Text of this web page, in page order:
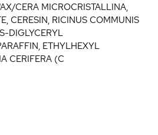
CERA MICROCRISTALLINA,
CERESIN, RICINUS COMMUNIS
DIGLYCERYL
ETHYLHEXYL
CERIFERA (C